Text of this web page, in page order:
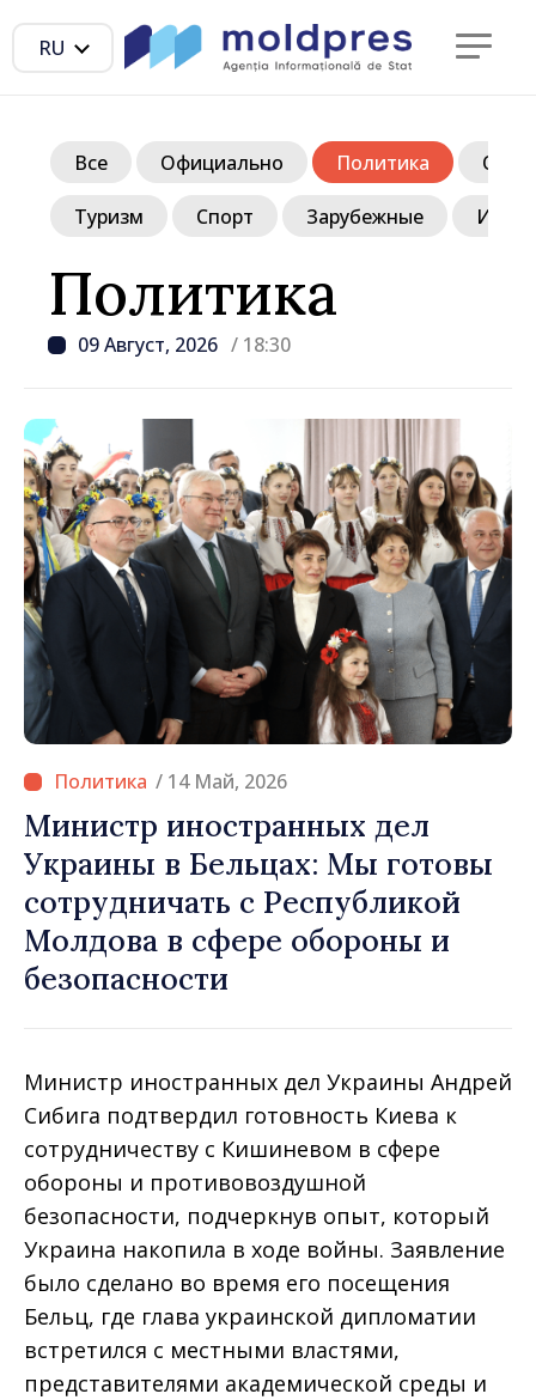
RU
Политика
09 Август, 2026 / 18:30
Все Официально Политика
Туризм Спорт Зарубежные
/ 14 Май, 2026
Министр иностранных дел
Украины в Бельцах: Мы готовы
сотрудничать с Республикой
Молдова в сфере обороны и
безопасности
Министр иностранных дел Украины Андрей
Сибига подтвердил готовность Киева к
сотрудничеству с Кишиневом в сфере
обороны и противовоздушной
безопасности, подчеркнув опыт, который
Украина накопила в ходе войны. Заявление
было сделано во время его посещения
Бельц, где глава украинской дипломатии
встретился с местными властями,
представителями академической среды и